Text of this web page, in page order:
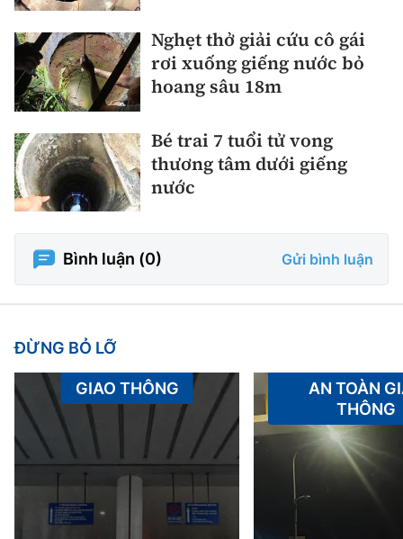
Nghẹt thở giải cứu cô gái
rơi xuống giếng nước bỏ
hoang sâu 18m
Bé trai 7 tuổi tử vong
thương tâm dưới giếng
nước
Bình luận (0) Gửi bình luận
ĐỪNG BỎ LỠ
GIAO THÔNG
AN TOÀN
THÔNG